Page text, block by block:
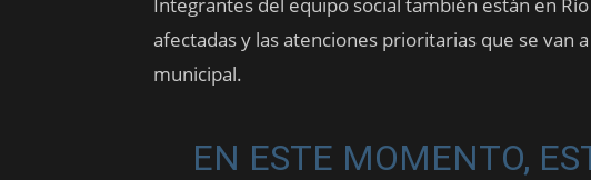
afectadas y las atenciones prioritarias que se van
municipal.
EN ESTE MOMENTO,